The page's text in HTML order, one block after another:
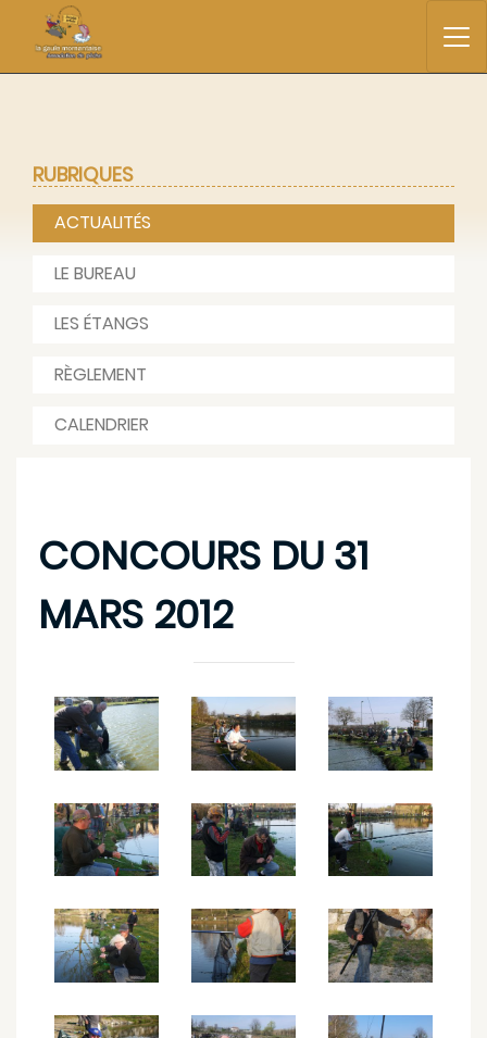
CONCOURS DU 31
MARS 2012
RUBRIQUES
ACTUALITÉS
LE BUREAU
LES ÉTANGS
RÈGLEMENT
CALENDRIER